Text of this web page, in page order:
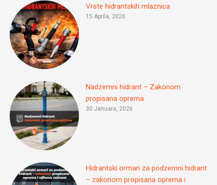
Vrste hidrantskih mlaznica
15 Aprila, 2026
Nadzemni hidrant – Zakonom
propisana oprema
30 Januara, 2026
Hidrantski ormari za podzemni hidrant
– zakonom propisana oprema i